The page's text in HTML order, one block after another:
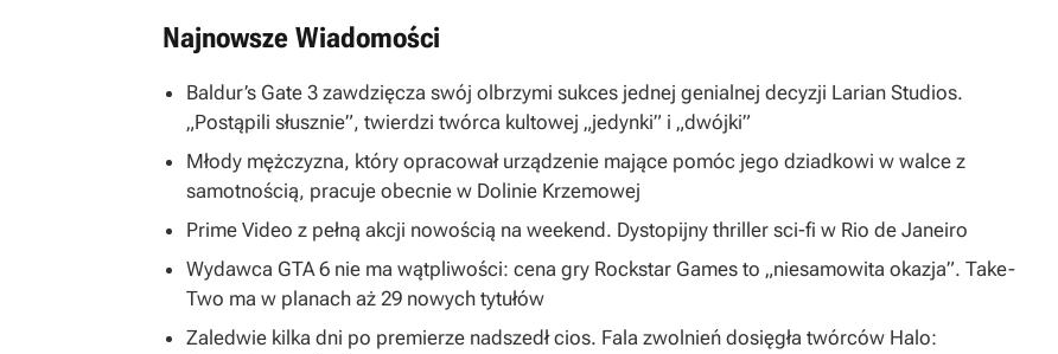
Najnowsze Wiadomości
Baldur’s Gate 3 zawdzięcza swój olbrzymi sukces jednej genialnej decyzji Larian Studios.
„Postąpili słusznie”, twierdzi twórca kultowej „jedynki” i „dwójki”
Młody mężczyzna, który opracował urządzenie mające pomóc jego dziadkowi w walce z
samotnością, pracuje obecnie w Dolinie Krzemowej
Prime Video z pełną akcji nowością na weekend. Dystopijny thriller sci-fi w Rio de Janeiro
Wydawca GTA 6 nie ma wątpliwości: cena gry Rockstar Games to „niesamowita okazja”. Take-
Two ma w planach aż 29 nowych tytułów
Zaledwie kilka dni po premierze nadszedł cios. Fala zwolnień dosięgła twórców Halo: